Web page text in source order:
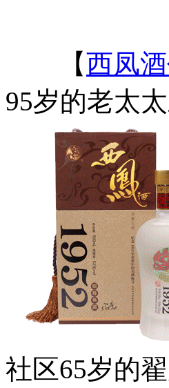
【西凤
95岁的老太
社区65岁的